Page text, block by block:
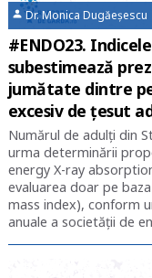
Dr. Monica
#ENDO23.
subestimează
jumătate dintre
excesiv de țesut
Numărul de adulți din
urma determinării
energy X-ray
evaluarea doar pe
mass index), conform
anuale a societății de